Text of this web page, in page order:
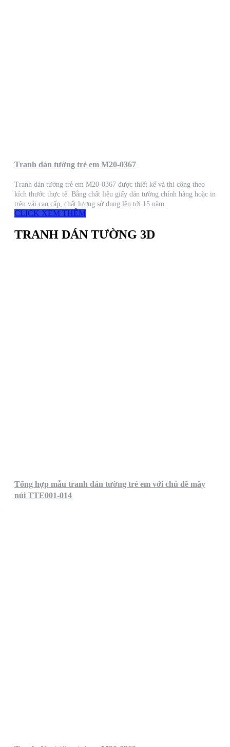
Tranh dán tường trẻ em M20-0367
Tranh dán tường trẻ em M20-0367 được thiết kế và thi công theo
kích thước thực tế. Bằng chất liệu giấy dán tường chính hãng hoặc in
trên vải cao cấp, chất lượng sử dụng lên tới 15 năm.
CLICK XEM THÊM
TRANH DÁN TƯỜNG 3D
Tổng hợp mẫu tranh dán tường trẻ em với chủ đề mây
núi TTE001-014